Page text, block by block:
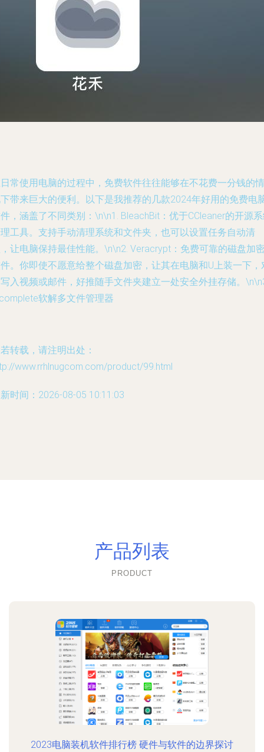
常使用电脑的过程中，免费软件往往能够在不花费一分钱的情
带来巨大的便利。以下是我推荐的几款2024年好用的免费电
，涵盖了不同类别：\n\n1. BleachBit：优于CCleaner的开源
工具。支持手动清理系统和文件夹，也可以设置任务自动清
让电脑保持最佳性能。\n\n2. Veracrypt：免费可靠的磁盘加
。你即使不愿意给整个磁盘加密，让其在电脑和U上装一下，
入视频或邮件，好推随手文件夹建立一处安全外挂存储。
软解多文件管理器
转载，请注明出处：
www.rrhlnugcom.com/product/99.html
时间：2026-08-05 10:11:03
产品列表
PRODUCT
2023电脑装机软件排行榜 硬件与软件的边界探讨